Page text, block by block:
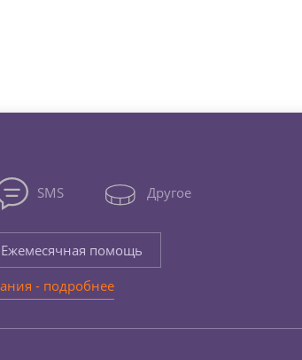
SMS Другое
Ежемесячная помощь
- подробнее